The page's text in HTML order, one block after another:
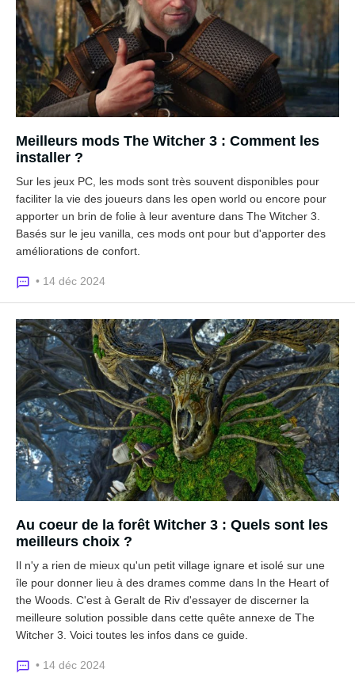
Meilleurs mods The Witcher 3 : Comment les
installer ?
Sur les jeux PC, les mods sont très souvent disponibles pour
faciliter la vie des joueurs dans les open world ou encore pour
apporter un brin de folie à leur aventure dans The Witcher 3.
Basés sur le jeu vanilla, ces mods ont pour but d'apporter des
améliorations de confort.
• 14 déc 2024
Au coeur de la forêt Witcher 3 : Quels sont les
meilleurs choix ?
Il n'y a rien de mieux qu'un petit village ignare et isolé sur une
île pour donner lieu à des drames comme dans In the Heart of
the Woods. C'est à Geralt de Riv d'essayer de discerner la
meilleure solution possible dans cette quête annexe de The
Witcher 3. Voici toutes les infos dans ce guide.
• 14 déc 2024